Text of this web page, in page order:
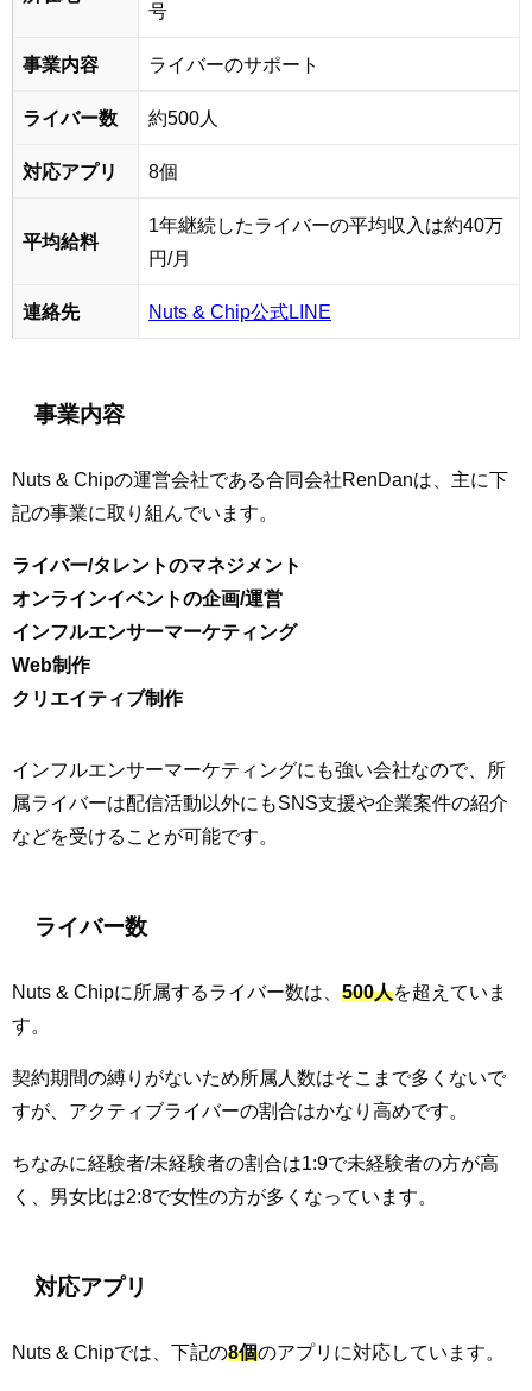
号
事業内容 ライバーのサポート
ライバー数 約500人
対応アプリ 8個
平均給料
1年継続したライバーの平均収入は約40万
円/月
連絡先 Nuts & Chip公式LINE
事業内容
Nuts & Chipの運営会社である合同会社RenDanは、主に下
記の事業に取り組んでいます。
ライバー/タレントのマネジメント
オンラインイベントの企画/運営
インフルエンサーマーケティング
Web制作
クリエイティブ制作
インフルエンサーマーケティングにも強い会社なので、所
属ライバーは配信活動以外にもSNS支援や企業案件の紹介
などを受けることが可能です。
ライバー数
Nuts & Chipに所属するライバー数は、 500人を超えていま
す。
契約期間の縛りがないため所属人数はそこまで多くないで
すが、アクティブライバーの割合はかなり高めです。
ちなみに経験者/未経験者の割合は1:9で未経験者の方が高
く、男女比は2:8で女性の方が多くなっています。
対応アプリ
Nuts & Chipでは、下記の8個のアプリに対応しています。